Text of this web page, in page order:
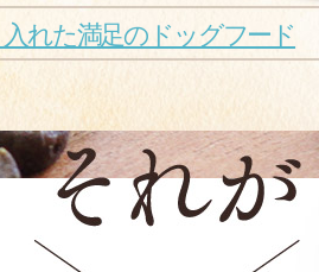
れた満足のドッグフード